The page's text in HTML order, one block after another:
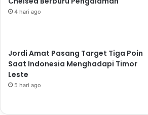
4 hari ago
Jordi Amat Pasang Target Tiga Poin
Saat Indonesia Menghadapi Timor
Leste
5 hari ago